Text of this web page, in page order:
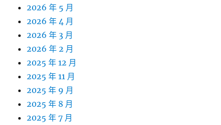
2026 年 5 月
2026 年 4 月
2026 年 3 月
2026 年 2 月
2025 年 12 月
2025 年 11 月
2025 年 9 月
2025 年 8 月
2025 年 7 月